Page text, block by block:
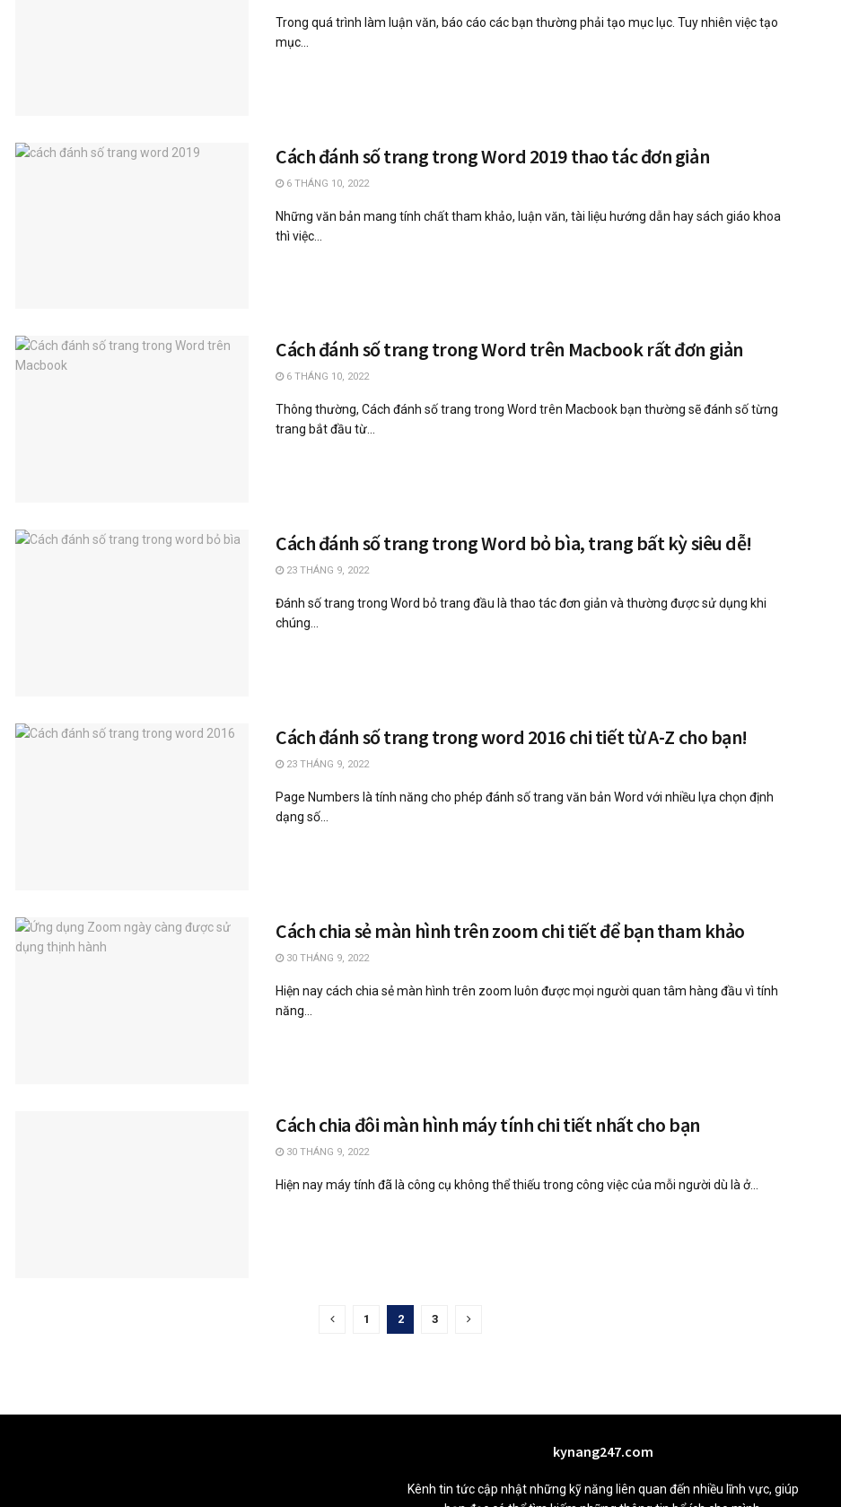
Trong quá trình làm luận văn, báo cáo các bạn thường phải tạo mục lục. Tuy nhiên việc tạo
mục...
Cách đánh số trang trong Word 2019 thao tác đơn giản
6 THÁNG 10, 2022
Những văn bản mang tính chất tham khảo, luận văn, tài liệu hướng dẫn hay sách giáo khoa
thì việc...
Cách đánh số trang trong Word trên Macbook rất đơn giản
6 THÁNG 10, 2022
Thông thường, Cách đánh số trang trong Word trên Macbook bạn thường sẽ đánh số từng
trang bắt đầu từ...
Cách đánh số trang trong Word bỏ bìa, trang bất kỳ siêu dễ!
23 THÁNG 9, 2022
Đánh số trang trong Word bỏ trang đầu là thao tác đơn giản và thường được sử dụng khi
chúng...
Cách đánh số trang trong word 2016 chi tiết từ A-Z cho bạn!
23 THÁNG 9, 2022
Page Numbers là tính năng cho phép đánh số trang văn bản Word với nhiều lựa chọn định
dạng số...
Cách chia sẻ màn hình trên zoom chi tiết để bạn tham khảo
30 THÁNG 9, 2022
Hiện nay cách chia sẻ màn hình trên zoom luôn được mọi người quan tâm hàng đầu vì tính
năng...
Cách chia đôi màn hình máy tính chi tiết nhất cho bạn
30 THÁNG 9, 2022
Hiện nay máy tính đã là công cụ không thể thiếu trong công việc của mỗi người dù là ở...
1 2 3
kynang247.com
Kênh tin tức cập nhật những kỹ năng liên quan đến nhiều lĩnh vực, giúp